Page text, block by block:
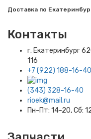
Доставка по
Контакты
г. Екатеринбург​
116
+7 (922) 188-16-40
(343) 328-16-40
rioek@mail.ru
Пн-Пт: 14-20, Сб: